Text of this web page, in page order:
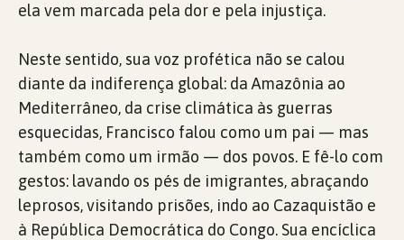
ela vem marcada pela dor e pela injustiça.
Neste sentido, sua voz profética não se calou
diante da indiferença global: da Amazônia ao
Mediterrâneo, da crise climática às guerras
esquecidas, Francisco falou como um pai — mas
também como um irmão — dos povos. E fê-lo com
gestos: lavando os pés de imigrantes, abraçando
leprosos, visitando prisões, indo ao Cazaquistão e
à República Democrática do Congo. Sua encíclica